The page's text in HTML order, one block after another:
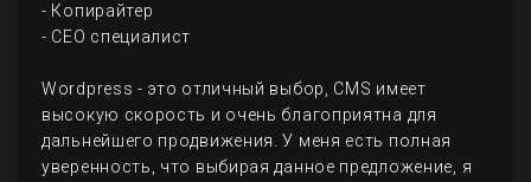
- Копирайтер
- СЕО специалист
Wordpress - это отличный выбор, CMS имеет
высокую скорость и очень благоприятна для
дальнейшего продвижения. У меня есть полная
уверенность, что выбирая данное предложение, я